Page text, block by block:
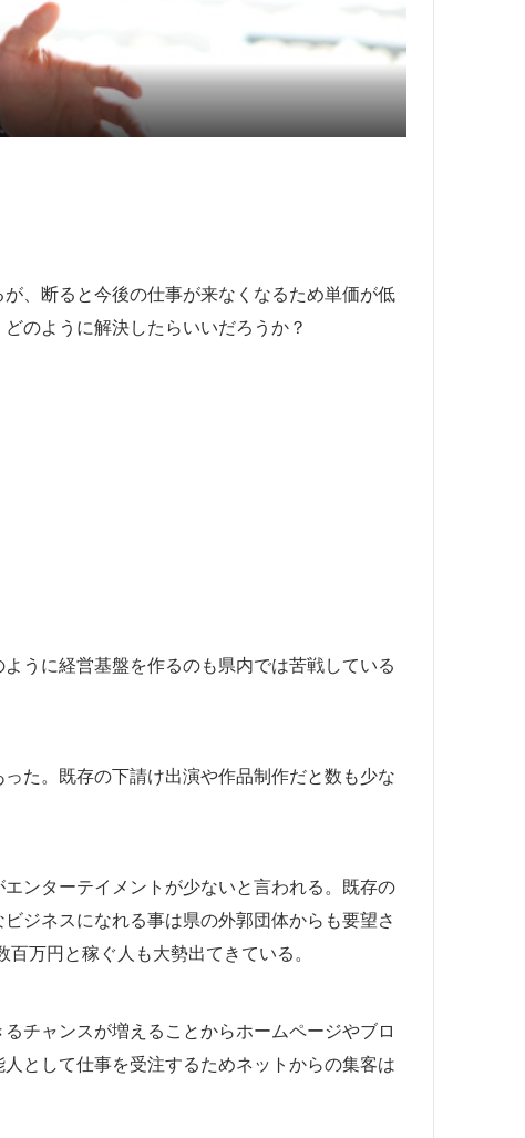
、断ると今後の仕事が来なくなるため単価が低
のように解決したらいいだろうか？
うに経営基盤を作るのも県内では苦戦している
た。既存の下請け出演や作品制作だと数も少な
ンターテイメントが少ないと言われる。既存の
ジネスになれる事は県の外郭団体からも要望さ
万円と稼ぐ人も大勢出てきている。
チャンスが増えることからホームページやブロ
として仕事を受注するためネットからの集客は